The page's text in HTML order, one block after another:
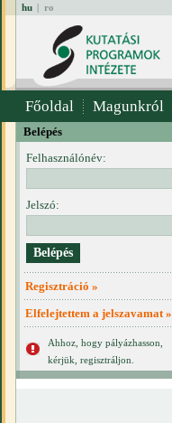
hu | ro
Főoldal Magunkról
Belépés
Felhasználónév:
Jelszó:
Regisztráció »
Elfelejtettem a jelszavamat »
Ahhoz, hogy pályázhasson,
kérjük, regisztráljon.